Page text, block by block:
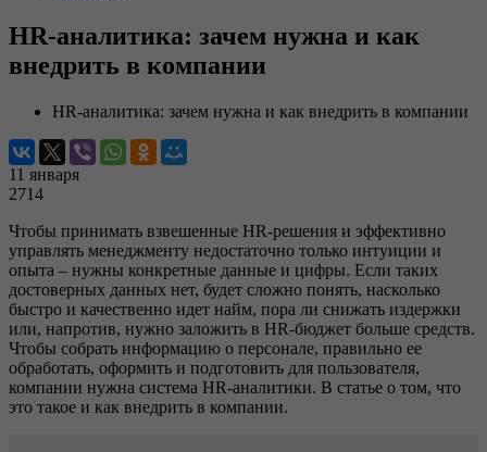
HR-аналитика: зачем нужна и как
внедрить в компании
HR-аналитика: зачем нужна и как внедрить в компании
11 января
2714
Чтобы принимать взвешенные HR-решения и эффективно
управлять менеджменту недостаточно только интуиции и
опыта – нужны конкретные данные и цифры. Если таких
достоверных данных нет, будет сложно понять, насколько
быстро и качественно идет найм, пора ли снижать издержки
или, напротив, нужно заложить в HR-бюджет больше средств.
Чтобы собрать информацию о персонале, правильно ее
обработать, оформить и подготовить для пользователя,
компании нужна система HR-аналитики. В статье о том, что
это такое и как внедрить в компании.